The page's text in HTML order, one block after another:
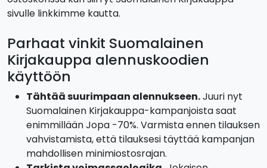
sivulle linkkimme kautta.
Parhaat vinkit Suomalainen
Kirjakauppa alennuskoodien
käyttöön
Tähtää suurimpaan alennukseen.Juuri nyt
Suomalainen Kirjakauppa-kampanjoista saat
enimmillään Jopa -70%. Varmista ennen tilauksen
vahvistamista, että tilauksesi täyttää kampanjan
mahdollisen minimiostosrajan.